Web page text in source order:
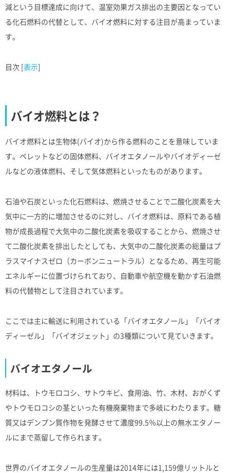
減という目標達成に向けて、温室効果ガス排出の主要因となってい
る化石燃料の代替として、バイオ燃料に対する注目が高まっていま
す。
目次 [表示]
バイオ燃料とは？
バイオ燃料とは生物体(バイオ)から作る燃料のことを意味していま
す。ペレットなどの固体燃料、バイオエタノールやバイオディーゼ
ルなどの液体燃料、そして気体燃料といったものがあります。
石油や石炭といった化石燃料は、燃焼させることで二酸化炭素を大
気中に一方的に増加させるのに対し、バイオ燃料は、原料である植
物が成長過程で大気中の二酸化炭素を吸収することから、燃焼させ
て二酸化炭素を排出したとしても、大気中の二酸化炭素の総量はプ
ラスマイナスゼロ（カーボンニュートラル）となるため、再生可能
エネルギーに位置づけられており、自動車や航空機を動かす石油燃
料の代替物として注目されています。
ここでは主に輸送に利用されている「バイオエタノール」「バイオ
ディーゼル」「バイオジェット」の3種類について見ていきます。
バイオエタノール
材料は、トウモロコシ、サトウキビ、食用油、竹、木材、おがくず
やトウモロコシの茎といった有機廃棄物まで多岐にわたります。糖
質又はデンプン質作物を発酵させて濃度99.5％以上の無水エタノー
ルにまで蒸留して作られます。
世界のバイオエタノールの生産量は2014年には1,159億リットルと